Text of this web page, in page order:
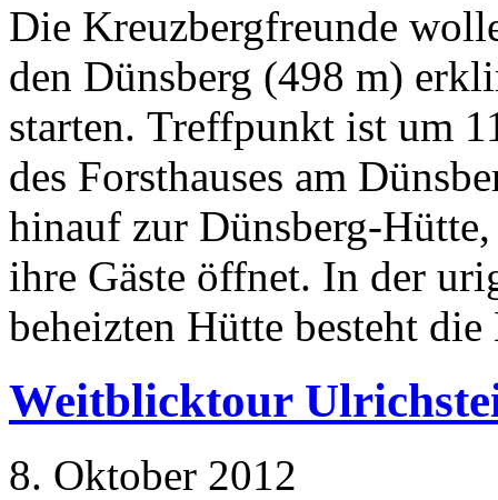
Die Kreuzbergfreunde
den Dünsberg (498 m)
starten. Treffpunkt ist um
des Forsthauses am
hinauf zur Dünsberg-
ihre Gäste öffnet. In der
beheizten Hütte besteht
Weitblicktour
8. Oktober 2012